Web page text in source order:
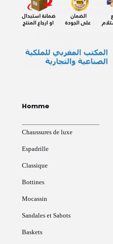
Homme
Chaussures de luxe
Espadrille
Classique
Bottines
Mocassin
Sandales et Sabots
Baskets